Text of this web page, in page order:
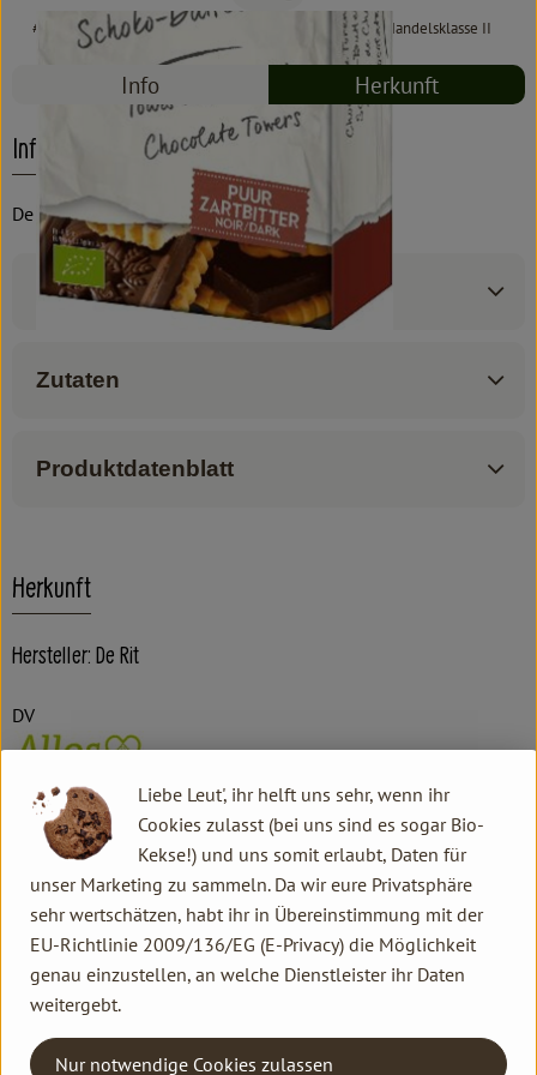
#9411 4,79 €/ 150 g 7% MwSt Handelsklasse II
Info Herkunft
Info
De Rit
Produktinformationen
Zutaten
Produktdatenblatt
Herkunft
Hersteller: De Rit
DV
Allos Hof-Manufaktur GmbH
D 28217 Bremen
De Rit: vielfältiger Genuss in Bio-Qualität seit mehr
als 50 Jahren!
Als Bio-Spezialist der ersten Stunde mit
Liebe Leut', ihr helft uns sehr, wenn ihr
Cookies zulasst (bei uns sind es sogar Bio-
Kekse!) und uns somit erlaubt, Daten für
unser Marketing zu sammeln. Da wir eure Privatsphäre
sehr wertschätzen, habt ihr in Übereinstimmung mit der
EU-Richtlinie 2009/136/EG (E-Privacy) die Möglichkeit
genau einzustellen, an welche Dienstleister ihr Daten
weitergebt.
Nur notwendige Cookies zulassen